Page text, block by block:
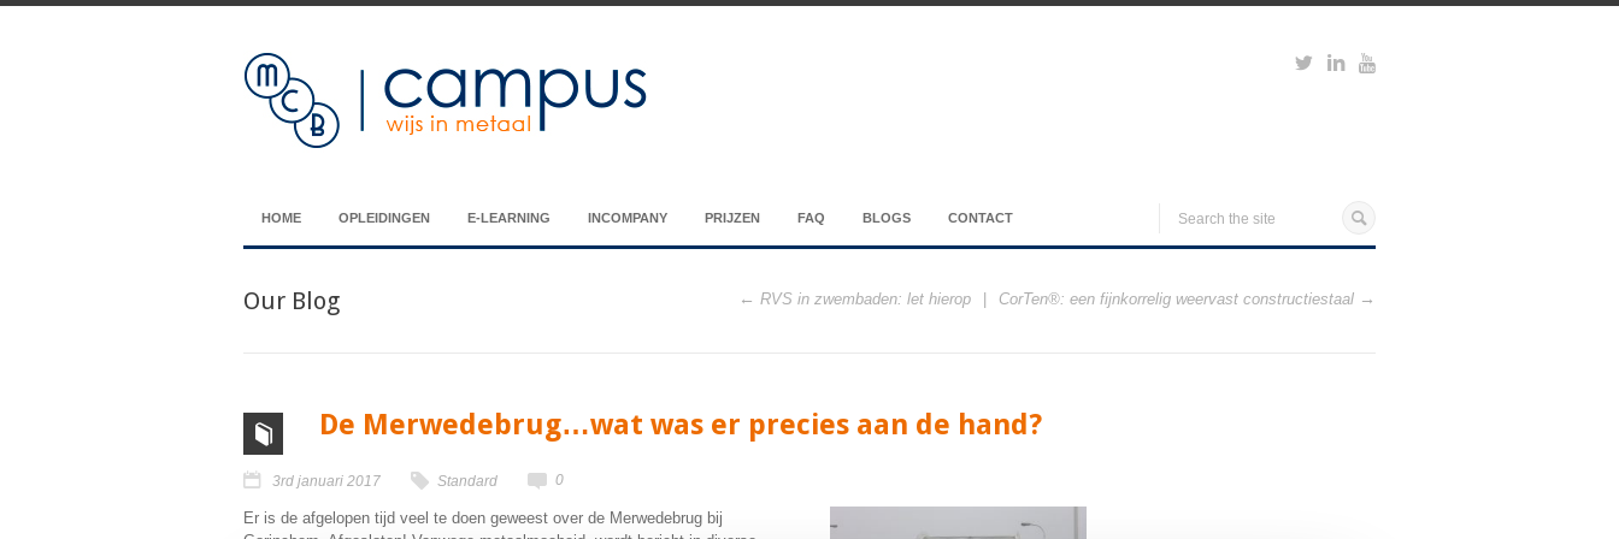
HOME OPLEIDINGEN E-LEARNING INCOMPANY PRIJZEN FAQ BLOGS CONTACT
Our Blog RVS in zwembaden: let hierop CorTen®: een fijnkorrelig weervast constructiestaal
De Merwedebrug…wat was er precies aan de hand?
3rd januari 2017 Standard 0
Er is de afgelopen tijd veel te doen geweest over de Merwedebrug bij